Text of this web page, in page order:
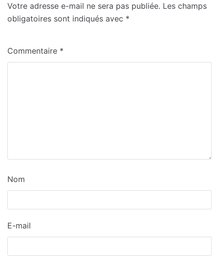
Votre adresse e-mail ne sera pas publiée. Les champs
obligatoires sont indiqués avec *
Commentaire *
Nom
E-mail